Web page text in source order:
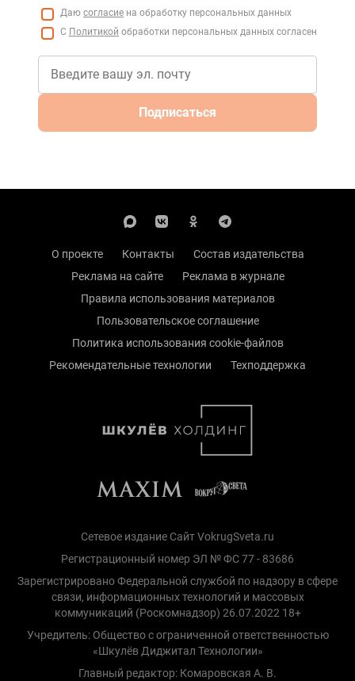
Даю согласие на обработку персональных данных
С Политикой обработки персональных данных согласен
Подписаться
О проекте Контакты
Состав издательства
Реклама на сайте
Реклама в журнале
Правила использования материалов
Пользовательское соглашение
Политика использования cookie-файлов
Рекомендательные технологии
Техподдержка
Сетевое издание Сайт VokrugSveta.ru
Регистрационный номер ЭЛ № ФС 77 - 83686
Зарегистрировано Федеральной службой по надзору в сфере
связи, информационных технологий и массовых
коммуникаций (Роскомнадзор) 26.07.2022 18+
Учредитель: Общество с ограниченной ответственностью
«Шкулёв Диджитал Технологии»
Главный редактор: Комаровская А. В.